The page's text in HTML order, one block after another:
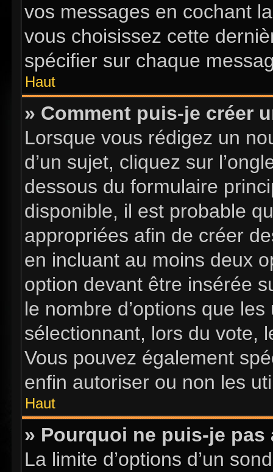
vos messages en cochant
vous choisissez cette
spécifier sur chaque
Haut
» Comment puis-je créer
Lorsque vous rédigez un
d’un sujet, cliquez sur
dessous du formulaire
disponible, il est probable
appropriées afin de créer
en incluant au moins deux
option devant être insérée
le nombre d’options que
sélectionnant, lors du vote,
Vous pouvez également
enfin autoriser ou non les
Haut
» Pourquoi ne puis-je
La limite d’options d’un